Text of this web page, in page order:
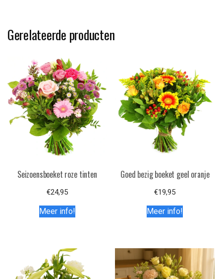
Gerelateerde producten
Seizoensboeket roze tinten
€24,95
Meer info!
Goed bezig boeket geel oranje
€19,95
Meer info!